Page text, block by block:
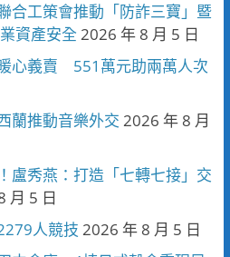
合工策會推動「防詐三寶」暨
資產安全 2026 年 8 月 5 日
心義賣 551萬元助兩萬人次
蘭推動音樂外交 2026 年 8 月
盧秀燕：打造「七轉七接」交
月 5 日
人競技 2026 年 8 月 5 日